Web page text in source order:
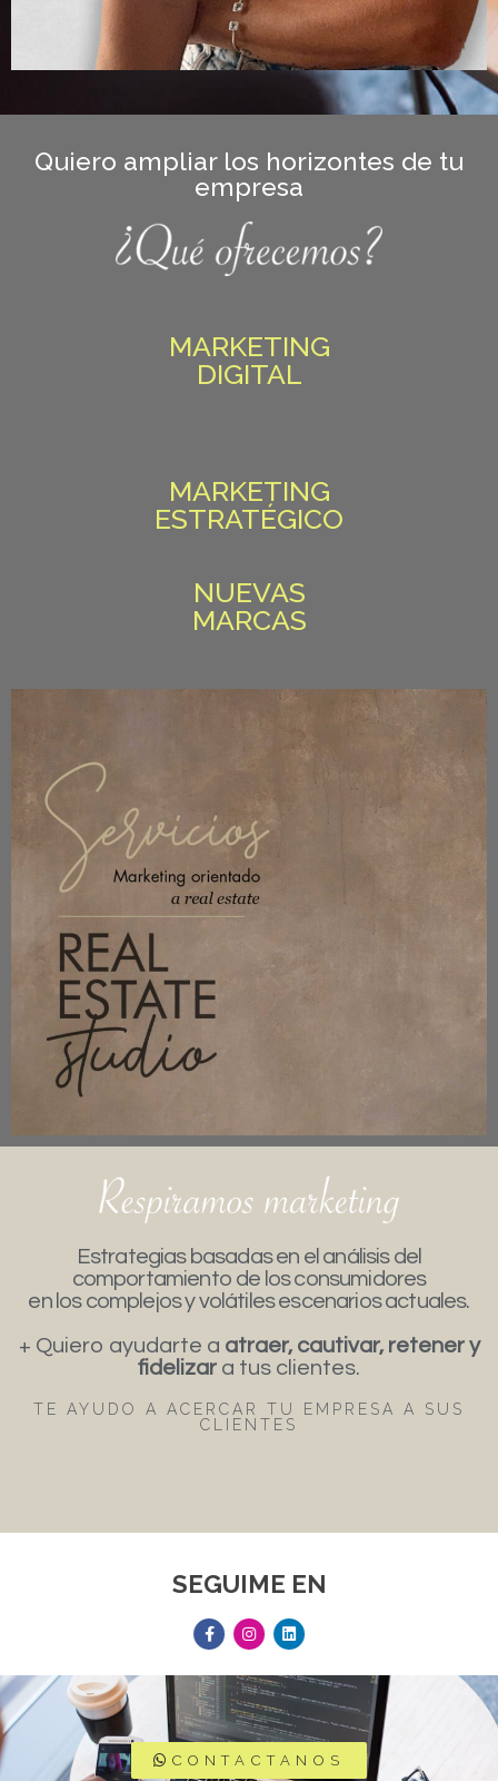
Quiero ampliar los horizontes de tu
empresa
MARKETING
DIGITAL
MARKETING
ESTRATÉGICO
NUEVAS
MARCAS
Estrategias basadas en el análisis del
comportamiento de los consumidores
en los complejos y volátiles escenarios actuales.
+ Quiero ayudarte a atraer, cautivar, retener y
fidelizar a tus clientes.
TE AYUDO A ACERCAR TU EMPRESA A SUS
CLIENTES
SEGUIME EN
CONTACTANOS